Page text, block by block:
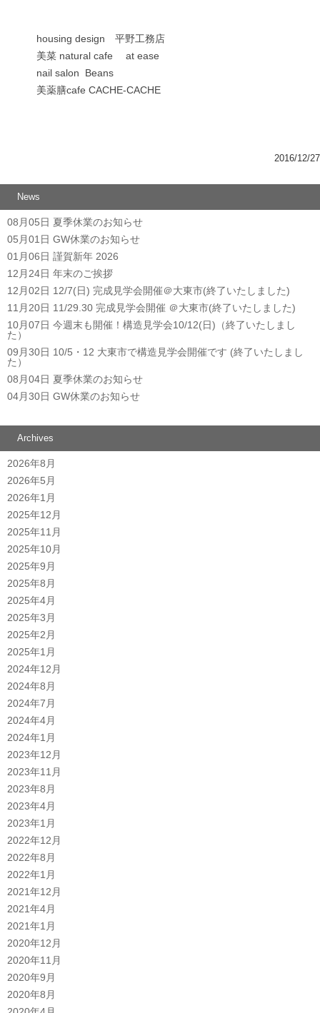
housing design 平野工務店
美菜 natural cafe at ease
nail salon Beans
美薬膳cafe CACHE-CACHE
2016/12/27
News
08月05日 夏季休業のお知らせ
05月01日 GW休業のお知らせ
01月06日 謹賀新年 2026
12月24日 年末のご挨拶
12月02日 12/7(日) 完成見学会開催＠大東市(終了いたしました)
11月20日 11/29.30 完成見学会開催 ＠大東市(終了いたしました)
10月07日 今週末も開催！構造見学会10/12(日)（終了いたしまし
た）
09月30日 10/5・12 大東市で構造見学会開催です (終了いたしまし
た）
08月04日 夏季休業のお知らせ
04月30日 GW休業のお知らせ
Archives
2026年8月
2026年5月
2026年1月
2025年12月
2025年11月
2025年10月
2025年9月
2025年8月
2025年4月
2025年3月
2025年2月
2025年1月
2024年12月
2024年8月
2024年7月
2024年4月
2024年1月
2023年12月
2023年11月
2023年8月
2023年4月
2023年1月
2022年12月
2022年8月
2022年1月
2021年12月
2021年4月
2021年1月
2020年12月
2020年11月
2020年9月
2020年8月